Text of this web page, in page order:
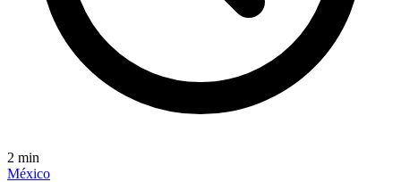
2 min
México